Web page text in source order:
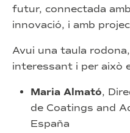
futur, connectada
innovació, i amb
Avui una taula
interessant i per això
Maria Almató,
de Coatings and
España